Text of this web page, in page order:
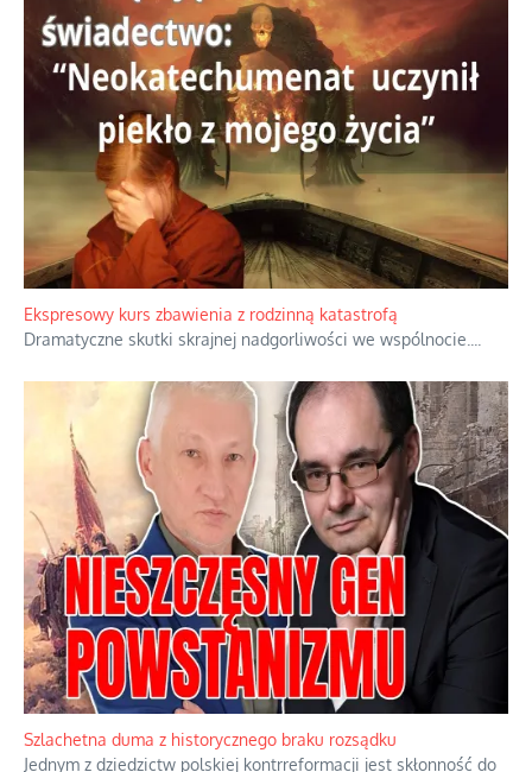
Ekspresowy kurs zbawienia z rodzinną katastrofą
Dramatyczne skutki skrajnej nadgorliwości we wspólnocie.
Szlachetna duma z historycznego braku rozsądku
Jednym z dziedzictw polskiej kontrreformacji jest skłonność do